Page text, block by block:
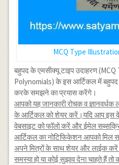
MCQ Type
बहुपद के एमसीक्यू टाइप उदाहरण
Polynomials) के इस आर्टिकल में बहुपद
करके समझने का प्रयास करेंगे।
आपको यह जानकारी रोचक व
के आर्टिकल को शेयर करें।यदि आप इस
वेबसाइट को फॉलो करें और ईमेल
आर्टिकल का नोटिफिकेशन आपको मिल
अपने मित्रों के साथ शेयर और लाईक
समस्या हो या कोई सुझाव देना चाहते हैं